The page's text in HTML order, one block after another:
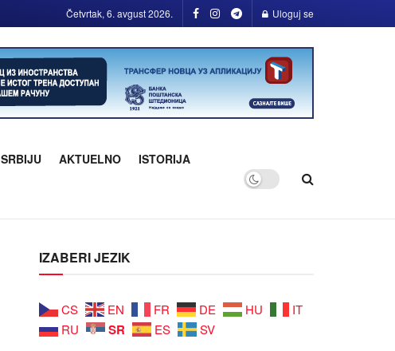
Četvrtak, 6. avgust 2026. Uloguj se
AKTUELNO ISTORIJA
IZABERI JEZIK
CS EN FR DE HU
IT
RU
SR ES SV